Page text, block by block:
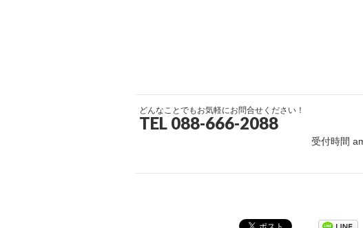
どんなことでもお気軽にお問合せください！
TEL 088-666-2088
受付時間